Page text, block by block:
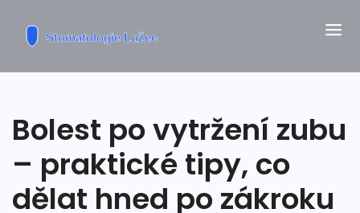
Bolest po vytržení zubu
– praktické tipy, co
dělat hned po zákroku